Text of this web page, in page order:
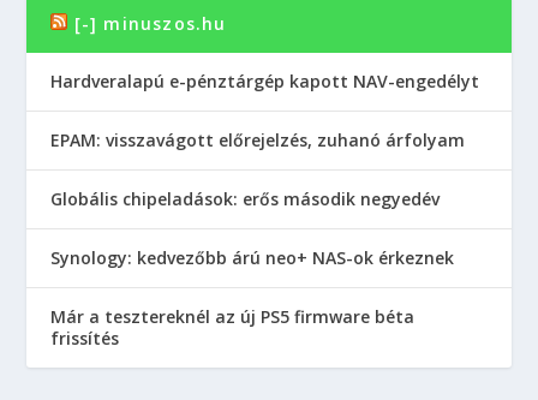
[-] minuszos.hu
Hardveralapú e-pénztárgép kapott NAV-engedélyt
EPAM: visszavágott előrejelzés, zuhanó árfolyam
Globális chipeladások: erős második negyedév
Synology: kedvezőbb árú neo+ NAS-ok érkeznek
Már a tesztereknél az új PS5 firmware béta
frissítés